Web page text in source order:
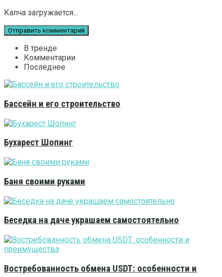
Капча загружается...
В тренде
Комментарии
Последнее
Бассейн и его строительство
Бухарест Шопинг
Баня своими руками
Беседка на даче украшаем самостоятельно
Востребованность обмена USDT: особенности и